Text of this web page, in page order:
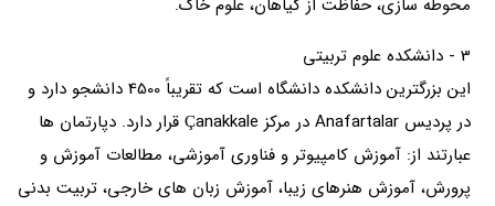
محوطه سازی، حفاظت از گیاهان، علوم خاک.
3 - دانشکده علوم تربیتی
این بزرگترین دانشکده دانشگاه است که تقریباً 4500 دانشجو دارد و
در پردیس Anafartalar در مرکز Çanakkale قرار دارد. دپارتمان ها
عبارتند از: آموزش کامپیوتر و فناوری آموزشی، مطالعات آموزش و
پرورش، آموزش هنرهای زیبا، آموزش زبان های خارجی، تربیت بدنی